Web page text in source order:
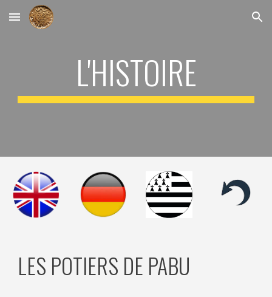
Skip to main content Skip to navigation
L'HISTOIRE
LES POTIERS DE PABU